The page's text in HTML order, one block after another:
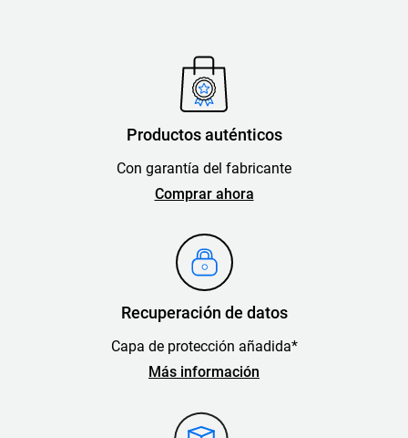
Productos auténticos
Con garantía del fabricante
Comprar ahora
Recuperación de datos
Capa de protección añadida*
Más información